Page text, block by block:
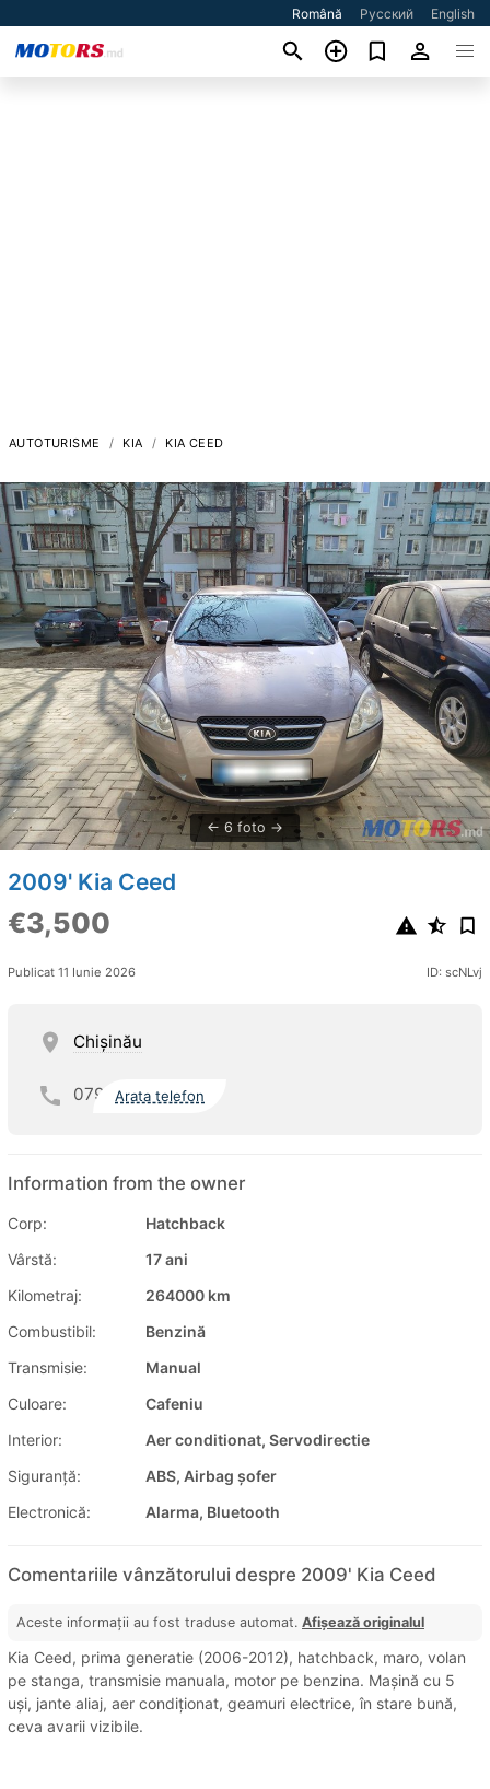
Română Русский English
AUTOTURISME KIA KIA CEED
6 foto
2009' Kia Ceed
€3,500
Publicat 11 Iunie 2026 ID: scNLvj
Chişinău
079 Arata telefon
Information from the owner
Corp:
Hatchback
Vârstă:
17 ani
Kilometraj:
264000 km
Combustibil:
Benzină
Transmisie:
Manual
Culoare:
Cafeniu
Interior:
Aer conditionat, Servodirectie
Siguranţă:
ABS, Airbag șofer
Electronică:
Alarma, Bluetooth
Comentariile vânzătorului despre 2009' Kia Ceed
Aceste informații au fost traduse automat. Afișează originalul
Kia Ceed, prima generatie (2006-2012), hatchback, maro, volan
pe stanga, transmisie manuala, motor pe benzina. Mașină cu 5
uși, jante aliaj, aer condiționat, geamuri electrice, în stare bună,
ceva avarii vizibile.